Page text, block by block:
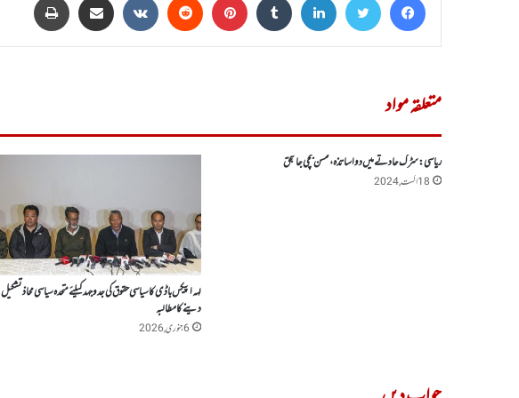
متعلقہ مواد
ریاسی : سڑک حادثے میں دو اساتذہ، کمسن بچی جانبحق
18 اگست, 2024
لہہ اپیکس باڈی کاسیاسی حقوق کی جدوجہد کیلئے متحدہ سیاسی محاذ تشکیل
دینے کا مطالبہ
6 جنوری, 2026